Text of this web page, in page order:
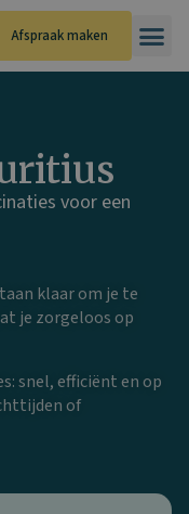
Afspraak maken
voor een
klaar om je te
je zorgeloos op
snel, efficiënt en op
of